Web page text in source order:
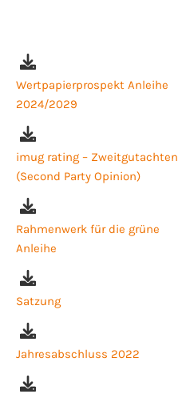
Wertpapierprospekt Anleihe
2024/2029
imug rating – Zweitgutachten
(Second Party Opinion)
Rahmenwerk für die grüne
Anleihe
Satzung
Jahresabschluss 2022